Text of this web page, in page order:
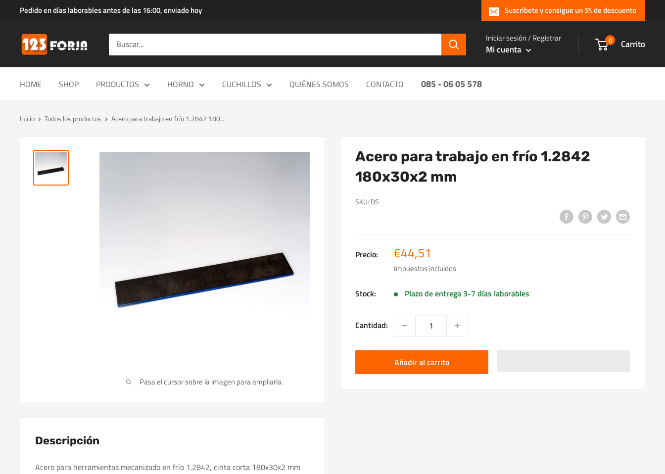
directamente
contenido
Pedido en días laborables antes de las 16:00, enviado hoy Suscríbete y consigue un 5% de descuento
123forja.es Iniciar sesión / Registrar
Mi cuenta
0 Carrito
HOME SHOP PRODUCTOS HORNO CUCHILLOS QUIÉNES SOMOS CONTACTO 085 - 06 05 578
Inicio Todos los productos Acero para trabajo en frío 1.2842 180...
Pasa el cursor sobre la imagen para ampliarla.
Acero para trabajo en frío 1.2842
180x30x2 mm
SKU: DS
Precio: Precio
de
venta
€44,51
Impuestos incluidos
Stock: Plazo de entrega 3-7 días laborables
Cantidad:
Añadir al carrito
Descripción
Acero para herramientas mecanizado en frío 1.2842, cinta corta 180x30x2 mm